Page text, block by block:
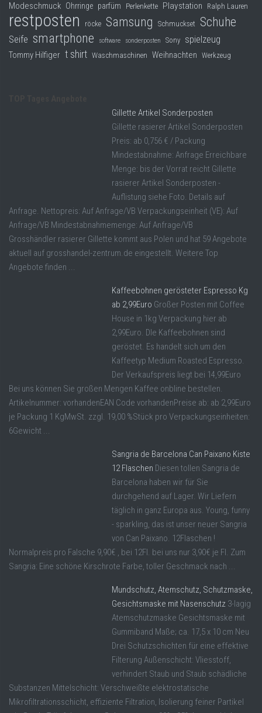
Modeschmuck Ohrringe parfüm Perlenkette Playstation Ralph Lauren
restposten röcke Samsung Schmuckset Schuhe
Seife smartphone software sonderposten Sony spielzeug
Tommy Hilfiger t shirt Waschmaschinen Weihnachten Werkzeug
Gillette Artikel Sonderposten
Gillette rasierer Artikel Sonderposten
Preis: ab 0,756 € / Packung
Mindestabnahme: Anfrage Erreichbare
Menge: bis der Vorrat reicht Gillette
rasierer Artikel Sonderposten -
Auflistung siehe Foto. Details auf
Anfrage. Nettopreis: Auf Anfrage/VB Verpackungseinheit (VE): Auf
Anfrage/VB Mindestabnahmemenge: Auf Anfrage/VB
Grosshändler rasierer Gillette kommt aus Polen und hat 59 Angebote
aktuell auf grosshandel-zentrum.de eingestellt. Weitere Top
Angebote finden ...
Kaffeebohnen gerösteter Espresso Kg
ab 2,99Euro Großer Posten mit Coffee
House in 1kg Verpackung hier ab
2,99Euro. DIe Kaffeebohnen sind
geröstet. Es handelt sich um den
Kaffeetyp Medium Roasted Espresso.
Der Verkaufspreis liegt bei 14,99Euro
Bei uns können Sie großen Mengen Kaffee onbline bestellen.
Artikelnummer: vorhandenEAN Code vorhandenPreise ab: ab 2,99Euro
je Packung 1 KgMwSt. zzgl. 19,00 %Stück pro Verpackungseinheiten:
6Gewicht ...
Sangria de Barcelona Can Paixano Kiste
12 Flaschen Diesen tollen Sangria de
Barcelona haben wir für Sie
durchgehend auf Lager. Wir Liefern
täglich in ganz Europa aus. Young, funny
- sparkling, das ist unser neuer Sangria
von Can Paixano. 12Flaschen !
Normalpreis pro Falsche 9,90€ , bei 12Fl. bei uns nur 3,90€ je Fl. Zum
Sangria: Eine schöne Kirschrote Farbe, toller Geschmack nach ...
Mundschutz, Atemschutz, Schutzmaske,
Gesichtsmaske mit Nasenschutz 3-lagig
Atemschutzmaske Gesichtsmaske mit
Gummiband Maße; ca. 17,5 x 10 cm Neu
Drei Schutzschichten für eine effektive
Filterung Außenschicht: Vliesstoff,
verhindert Staub und Staub schädliche
Substanzen Mittelschicht: Verschweißte elektrostatische
Mikrofiltrationsschicht, effiziente Filtration, Isolierung feiner Partikel